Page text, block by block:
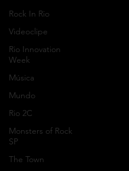
Rock In Rio
Videoclipe
Rio Innovation
Week
Música
Mundo
Rio 2C
Monsters of Rock
SP
The Town